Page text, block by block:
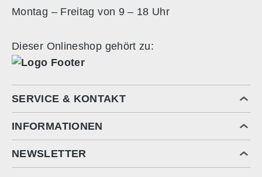
Montag – Freitag von 9 – 18 Uhr
Dieser Onlineshop gehört zu:
SERVICE & KONTAKT
INFORMATIONEN
NEWSLETTER